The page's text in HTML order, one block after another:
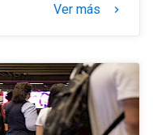
Ver más keyboard_arrow_right